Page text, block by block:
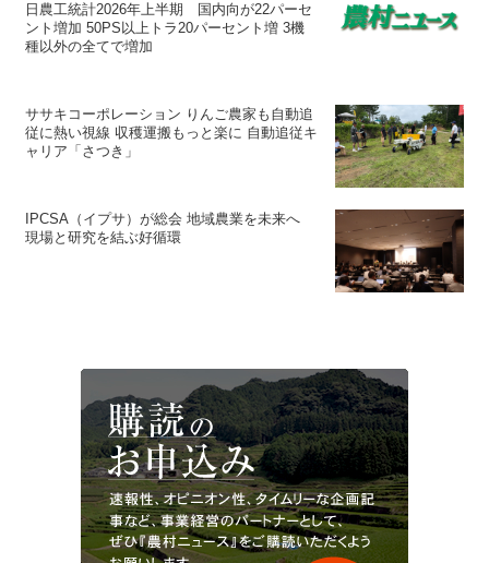
日農工統計2026年上半期 国内向が22パーセ
ント増加 50PS以上トラ20パーセント増 3機
種以外の全てで増加
ササキコーポレーション りんご農家も自動追
従に熱い視線 収穫運搬もっと楽に 自動追従キ
ャリア「さつき」
IPCSA（イプサ）が総会 地域農業を未来へ
現場と研究を結ぶ好循環